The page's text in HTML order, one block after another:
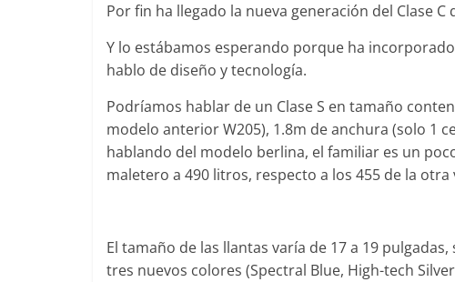
Por fin ha llegado la nueva generación del Clase
Y lo estábamos esperando porque ha
hablo de diseño y tecnología.
Podríamos hablar de un Clase S en tamaño
modelo anterior W205), 1.8m de anchura (solo 1
hablando del modelo berlina, el familiar es un
maletero a 490 litros, respecto a los 455 de la otra
El tamaño de las llantas varía de 17 a 19
tres nuevos colores (Spectral Blue, High-tech
19 de abril de 2020
Audi RS6: 20 años de
deportividad
25 de julio de 2022 mospotter84 0
Clásicos
BMW Serie
1977
28 de junio de 2022